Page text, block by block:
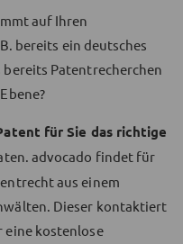
auf Ihren
bereits ein deutsches
bereits Patentrecherchen
für Sie das richtige
advocado findet für
aus einem
Dieser kontaktiert
eine kostenlose